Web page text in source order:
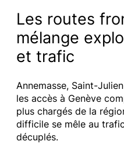
Les routes
mélange
et trafic
Annemasse, Saint-
les accès à Genève
plus chargés de la
difficile se mêle au
décuplés.